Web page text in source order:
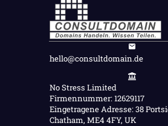
hello@consultdomain.de
No Stress Limited
Firmennummer: 12629117
Eingetragene Adresse: 38
Chatham, ME4 4FY, UK